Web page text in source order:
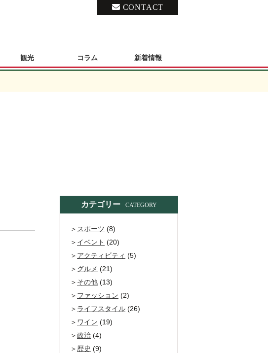
CONTACT
観光 コラム 新着情報
カテゴリー CATEGORY
スポーツ (8)
イベント (20)
アクティビティ (5)
グルメ (21)
その他 (13)
ファッション (2)
ライフスタイル (26)
ワイン (19)
政治 (4)
歴史 (9)